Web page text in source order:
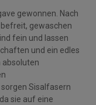
gewonnen. Nach
gewaschen
fein und lassen
und ein edles
absoluten
Sisalfasern
sie auf eine